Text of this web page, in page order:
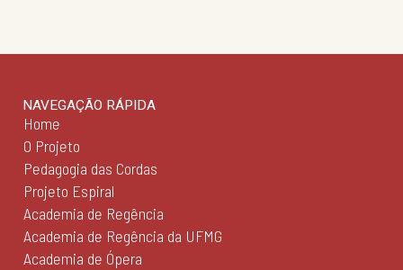
NAVEGAÇÃO RÁPIDA
Home
O Projeto
Pedagogia das Cordas
Projeto Espiral
Academia de Regência
Academia de Regência da UFMG
Academia de Ópera